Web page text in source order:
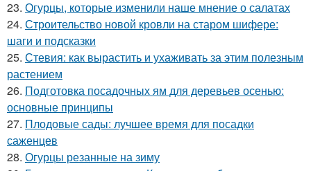
23. Огурцы, которые изменили наше мнение о салатах
24. Строительство новой кровли на старом шифере:
шаги и подсказки
25. Стевия: как вырастить и ухаживать за этим полезным
растением
26. Подготовка посадочных ям для деревьев осенью:
основные принципы
27. Плодовые сады: лучшее время для посадки
саженцев
28. Огурцы резанные на зиму